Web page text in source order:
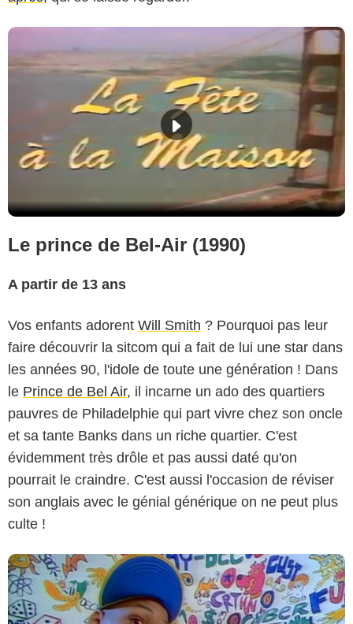
Le prince de Bel-Air (1990)
A partir de 13 ans
Vos enfants adorent Will Smith ? Pourquoi pas leur
faire découvrir la sitcom qui a fait de lui une star dans
les années 90, l'idole de toute une génération ! Dans
le Prince de Bel Air, il incarne un ado des quartiers
pauvres de Philadelphie qui part vivre chez son oncle
et sa tante Banks dans un riche quartier. C'est
évidemment très drôle et pas aussi daté qu'on
pourrait le craindre. C'est aussi l'occasion de réviser
son anglais avec le génial générique on ne peut plus
culte !